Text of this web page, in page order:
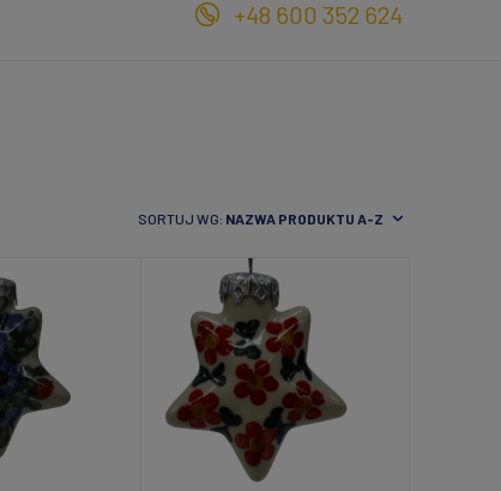
+48 600 352 624
SORTUJ WG: NAZWA PRODUKTU A-Z